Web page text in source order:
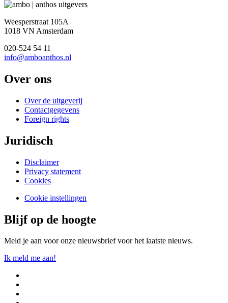
Weesperstraat 105A
1018 VN Amsterdam
020-524 54 11
info@amboanthos.nl
Over ons
Over de uitgeverij
Contactgegevens
Foreign rights
Juridisch
Disclaimer
Privacy statement
Cookies
Cookie instellingen
Blijf op de hoogte
Meld je aan voor onze nieuwsbrief voor het laatste nieuws.
Ik meld me aan!